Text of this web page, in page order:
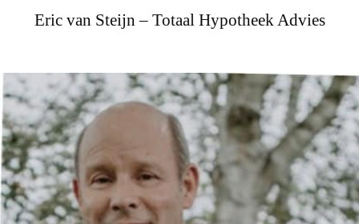
Eric van Steijn – Totaal Hypotheek Advies